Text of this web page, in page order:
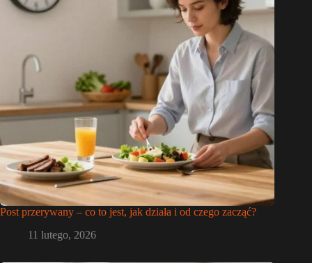
Post przerywany – co to jest, jak działa i od czego zacząć?
11 lutego, 2026